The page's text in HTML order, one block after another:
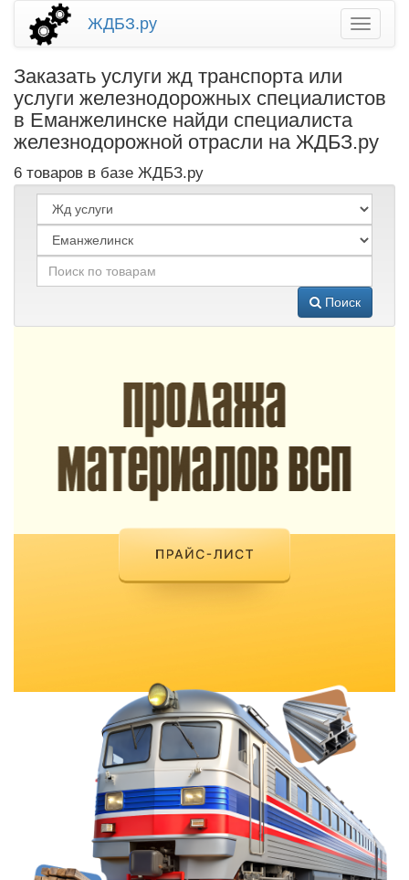
ЖДБЗ.ру
Заказать услуги жд транспорта или
услуги железнодорожных специалистов
в Еманжелинске найди специалиста
железнодорожной отрасли на ЖДБЗ.ру
6 товаров в базе ЖДБЗ.ру
Поиск